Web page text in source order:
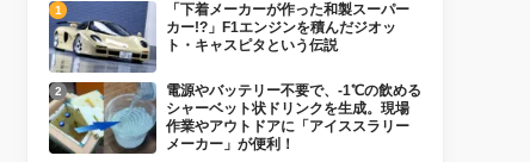
「下着メーカーが作った和製スーパー
カー!?」F1エンジンを積んだジオッ
ト・キャスピタという伝説
電源やバッテリー不要で、-1℃の飲める
シャーベット状ドリンクを生成。現場
作業やアウトドアに「アイススラリー
メーカー」が便利！